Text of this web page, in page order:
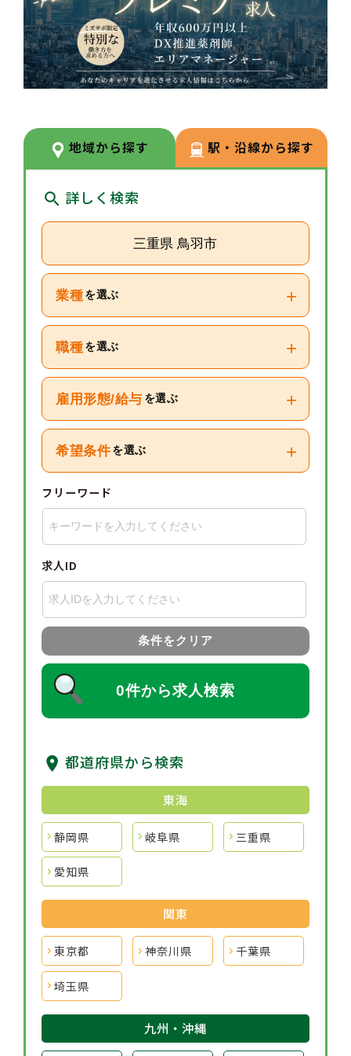
地域から探す 駅・沿線から探す
詳しく検索
三重県 鳥羽市
業種 を選ぶ +
職種 を選ぶ +
雇用形態/給与 を選ぶ +
希望条件 を選ぶ +
フリーワード
求人ID
条件をクリア
0件から求人検索
都道府県から検索
東海
静岡県 岐阜県 三重県
愛知県
関東
東京都 神奈川県 千葉県
埼玉県
九州・沖縄